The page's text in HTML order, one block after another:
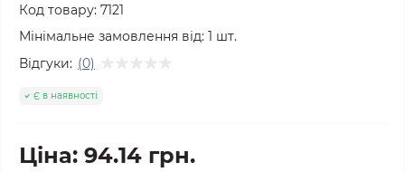
Код товару: 7121
Мінімальне замовлення від: 1 шт.
Відгуки: (0)
Є в наявності
Ціна: 94.14 грн.